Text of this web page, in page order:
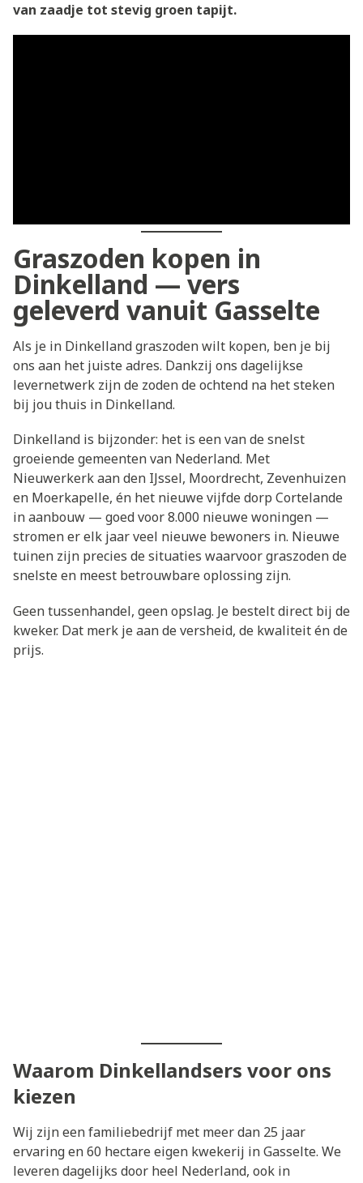
van zaadje tot stevig groen tapijt.
Graszoden kopen in
Dinkelland — vers
geleverd vanuit Gasselte
Als je in Dinkelland graszoden wilt kopen, ben je bij
ons aan het juiste adres. Dankzij ons dagelijkse
levernetwerk zijn de zoden de ochtend na het steken
bij jou thuis in Dinkelland.
Dinkelland is bijzonder: het is een van de snelst
groeiende gemeenten van Nederland. Met
Nieuwerkerk aan den IJssel, Moordrecht, Zevenhuizen
en Moerkapelle, én het nieuwe vijfde dorp Cortelande
in aanbouw — goed voor 8.000 nieuwe woningen —
stromen er elk jaar veel nieuwe bewoners in. Nieuwe
tuinen zijn precies de situaties waarvoor graszoden de
snelste en meest betrouwbare oplossing zijn.
Geen tussenhandel, geen opslag. Je bestelt direct bij de
kweker. Dat merk je aan de versheid, de kwaliteit én de
prijs.
Waarom Dinkellandsers voor ons
kiezen
Wij zijn een familiebedrijf met meer dan 25 jaar
ervaring en 60 hectare eigen kwekerij in Gasselte. We
leveren dagelijks door heel Nederland, ook in